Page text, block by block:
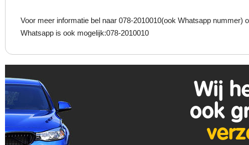
Voor meer informatie bel naar 078-2010010(ook Whatsapp nummer)
Whatsapp is ook mogelijk:078-2010010
Wij
ook